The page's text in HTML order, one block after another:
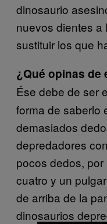
dinosaurio
nuevos dientes a
sustituir los que
¿Qué opinas de
Ése debe de ser
forma de saberlo
demasiados
depredadores
pocos dedos,
cuatro y un
de arriba de la
dinosaurios